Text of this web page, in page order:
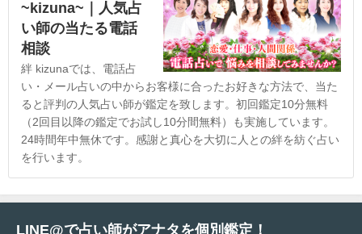
~kizuna~｜人気占
い師の当たる電話
相談
絆 kizunaでは、電話占
い・メール占いの中からお客様に合ったお好きな方法で、当た
ると評判の人気占い師が鑑定を致します。初回鑑定10分無料
（2回目以降の鑑定でお試し10分間無料）も実施しています。
24時間年中無休です。感謝と真心を大切に人との絆を紡ぐ占い
を行います。
LINE@で占い師がアナタを個別鑑定！